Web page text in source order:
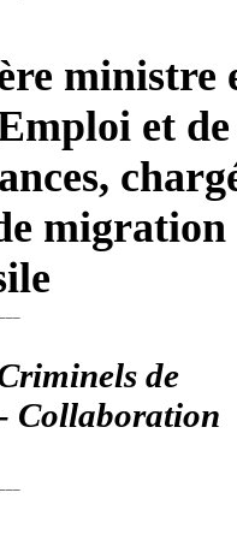
ministre
et de
migration
de
Collaboration